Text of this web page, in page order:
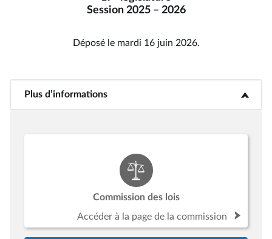
Session 2025 – 2026
Déposé le mardi 16 juin 2026.
Plus d’informations<b>Plus d’informations</b>
Commission des lois
Accéder à la page de la commission